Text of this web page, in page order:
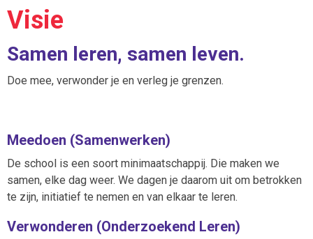
Visie
Samen leren, samen leven.
Doe mee, verwonder je en verleg je grenzen.
Meedoen (Samenwerken)
De school is een soort minimaatschappij. Die maken we
samen, elke dag weer. We dagen je daarom uit om betrokken
te zijn, initiatief te nemen en van elkaar te leren.
Verwonderen (Onderzoekend Leren)